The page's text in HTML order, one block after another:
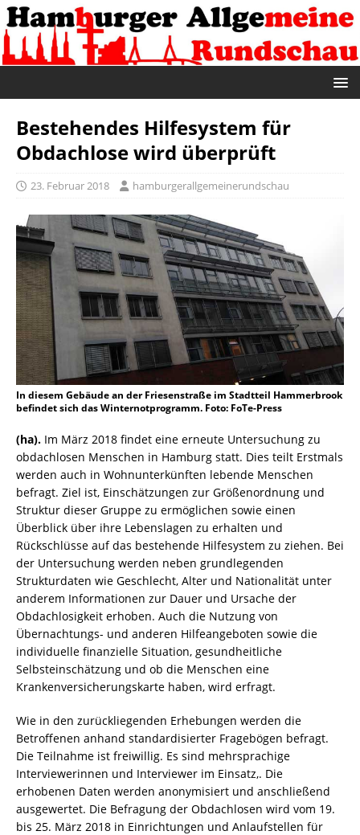
Bestehendes Hilfesystem für
Obdachlose wird überprüft
23. Februar 2018 hamburgerallgemeinerundschau
In diesem Gebäude an der Friesenstraße im Stadtteil Hammerbrook
befindet sich das Winternotprogramm. Foto: FoTe-Press
(ha). Im März 2018 findet eine erneute Untersuchung zu
obdachlosen Menschen in Hamburg statt. Dies teilt Erstmals
werden auch in Wohnunterkünften lebende Menschen
befragt. Ziel ist, Einschätzungen zur Größenordnung und
Struktur dieser Gruppe zu ermöglichen sowie einen
Überblick über ihre Lebenslagen zu erhalten und
Rückschlüsse auf das bestehende Hilfesystem zu ziehen. Bei
der Untersuchung werden neben grundlegenden
Strukturdaten wie Geschlecht, Alter und Nationalität unter
anderem Informationen zur Dauer und Ursache der
Obdachlosigkeit erhoben. Auch die Nutzung von
Übernachtungs- und anderen Hilfeangeboten sowie die
individuelle finanzielle Situation, gesundheitliche
Selbsteinschätzung und ob die Menschen eine
Krankenversicherungskarte haben, wird erfragt.
Wie in den zurückliegenden Erhebungen werden die
Betroffenen anhand standardisierter Fragebögen befragt.
Die Teilnahme ist freiwillig. Es sind mehrsprachige
Interviewerinnen und Interviewer im Einsatz,. Die
erhobenen Daten werden anonymisiert und anschließend
ausgewertet. Die Befragung der Obdachlosen wird vom 19.
bis 25. März 2018 in Einrichtungen und Anlaufstellen für